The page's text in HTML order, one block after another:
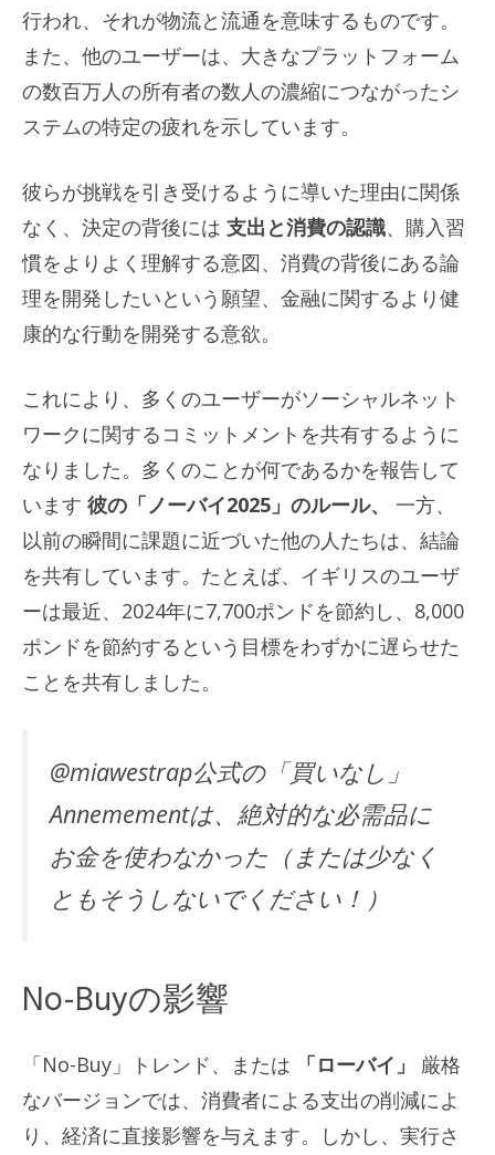
行われ、それが物流と流通を意味するものです。
また、他のユーザーは、大きなプラットフォーム
の数百万人の所有者の数人の濃縮につながったシ
ステムの特定の疲れを示しています。
彼らが挑戦を引き受けるように導いた理由に関係
なく、決定の背後には 支出と消費の認識、購入習
慣をよりよく理解する意図、消費の背後にある論
理を開発したいという願望、金融に関するより健
康的な行動を開発する意欲。
これにより、多くのユーザーがソーシャルネット
ワークに関するコミットメントを共有するように
なりました。多くのことが何であるかを報告して
います 彼の「ノーバイ2025」のルール、 一方、
以前の瞬間に課題に近づいた他の人たちは、結論
を共有しています。たとえば、イギリスのユーザ
ーは最近、2024年に7,700ポンドを節約し、8,000
ポンドを節約するという目標をわずかに遅らせた
ことを共有しました。
@miawestrap公式の「買いなし」
Annemementは、絶対的な必需品に
お金を使わなかった（または少なく
ともそうしないでください！）
No-Buyの影響
「No-Buy」トレンド、または 「ローバイ」 厳格
なバージョンでは、消費者による支出の削減によ
り、経済に直接影響を与えます。しかし、実行さ